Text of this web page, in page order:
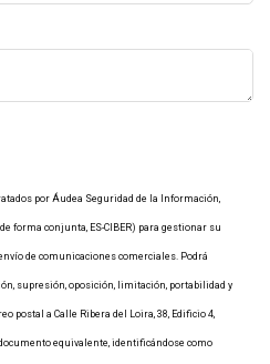
por Áudea Seguridad de la Información,
forma conjunta, ES-CIBER) para gestionar su
de comunicaciones comerciales. Podrá
supresión, oposición, limitación, portabilidad y
postal a Calle Ribera del Loira, 38, Edificio 4,
equivalente, identificándose como